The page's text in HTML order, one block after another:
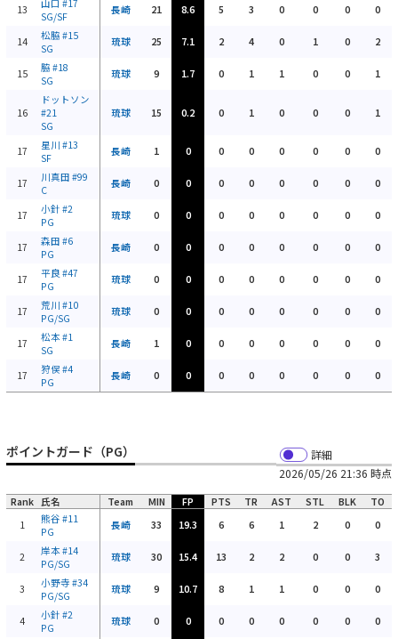
13 山口 #17
SG/SF
長崎 21 8.6 5 3 0 0 0 0
14 松脇 #15
SG
琉球 25 7.1 2 4 0 1 0 2
15 脇 #18
SG
琉球 9 1.7 0 1 1 0 0 1
16
ドットソン
#21
SG
琉球 15 0.2 0 1 0 0 0 1
17 星川 #13
SF
長崎 1 0 0 0 0 0 0 0
17 川真田 #99
C
長崎 0 0 0 0 0 0 0 0
17 小針 #2
PG
琉球 0 0 0 0 0 0 0 0
17 森田 #6
PG
長崎 0 0 0 0 0 0 0 0
17 平良 #47
PG
琉球 0 0 0 0 0 0 0 0
17 荒川 #10
PG/SG
琉球 0 0 0 0 0 0 0 0
17 松本#1
SG
長崎 1 0 0 0 0 0 0 0
17 狩俣 #4
PG
長崎 0 0 0 0 0 0 0 0
ポイントガード（PG） 詳細
2026/05/26 21:36 時点
Rank 氏名 Team MIN FP PTS TR AST STL BLK
TO
1
熊谷 #11
PG
長崎 33 19.3 6 6 1 2 0 0
2 岸本#14
PG/SG
琉球 30 15.4 13 2 2 0 0 3
3 小野寺 #34
PG/SG
琉球 9 10.7 8 1 1 0 0 0
4 小針 #2
PG
琉球 0 0 0 0 0 0 0 0